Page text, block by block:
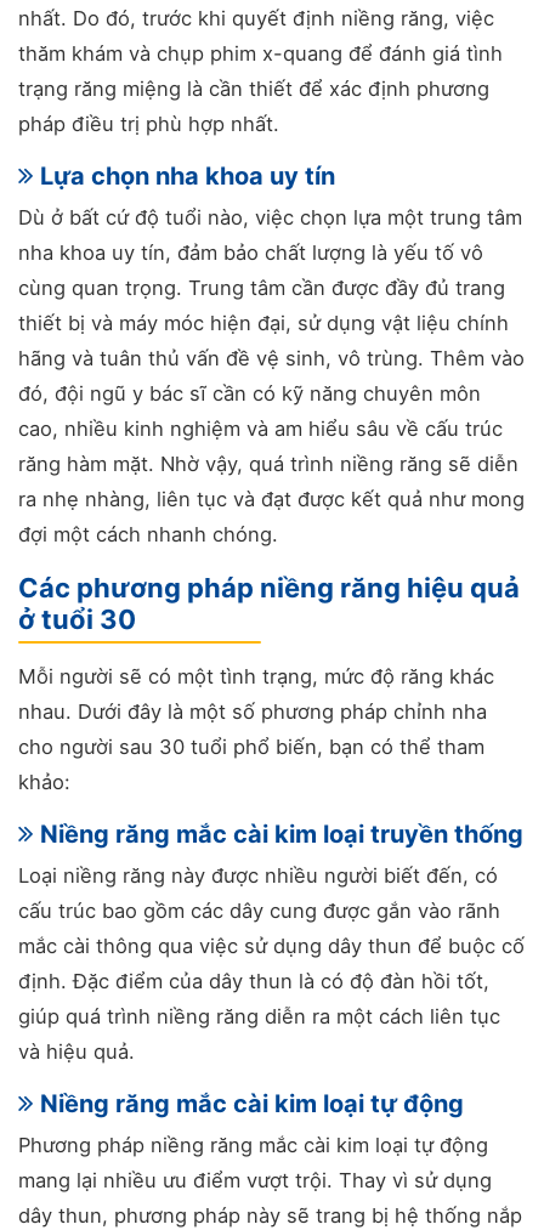
nhất. Do đó, trước khi quyết định niềng răng, việc
thăm khám và chụp phim x-quang để đánh giá tình
trạng răng miệng là cần thiết để xác định phương
pháp điều trị phù hợp nhất.
Lựa chọn nha khoa uy tín
Dù ở bất cứ độ tuổi nào, việc chọn lựa một trung tâm
nha khoa uy tín, đảm bảo chất lượng là yếu tố vô
cùng quan trọng. Trung tâm cần được đầy đủ trang
thiết bị và máy móc hiện đại, sử dụng vật liệu chính
hãng và tuân thủ vấn đề vệ sinh, vô trùng. Thêm vào
đó, đội ngũ y bác sĩ cần có kỹ năng chuyên môn
cao, nhiều kinh nghiệm và am hiểu sâu về cấu trúc
răng hàm mặt. Nhờ vậy, quá trình niềng răng sẽ diễn
ra nhẹ nhàng, liên tục và đạt được kết quả như mong
đợi một cách nhanh chóng.
Các phương pháp niềng răng hiệu quả
ở tuổi 30
Mỗi người sẽ có một tình trạng, mức độ răng khác
nhau. Dưới đây là một số phương pháp chỉnh nha
cho người sau 30 tuổi phổ biến, bạn có thể tham
khảo:
Niềng răng mắc cài kim loại truyền thống
Loại niềng răng này được nhiều người biết đến, có
cấu trúc bao gồm các dây cung được gắn vào rãnh
mắc cài thông qua việc sử dụng dây thun để buộc cố
định. Đặc điểm của dây thun là có độ đàn hồi tốt,
giúp quá trình niềng răng diễn ra một cách liên tục
và hiệu quả.
Niềng răng mắc cài kim loại tự động
Phương pháp niềng răng mắc cài kim loại tự động
mang lại nhiều ưu điểm vượt trội. Thay vì sử dụng
dây thun, phương pháp này sẽ trang bị hệ thống nắp